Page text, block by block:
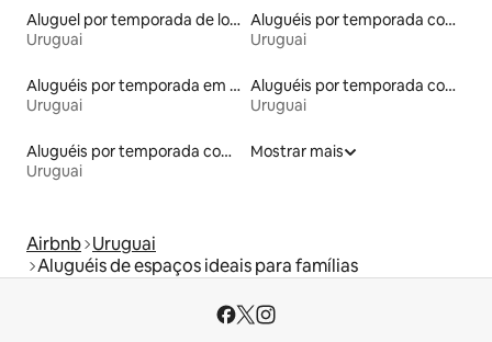
Aluguel por temporada de lofts
Uruguai
Aluguéis por temporada com suítes privativas
Uruguai
Aluguéis por temporada em albergue
Uruguai
Aluguéis por temporada com acesso à praia
Uruguai
Aluguéis por temporada com banheira de hidromassagem
Uruguai
Mostrar mais
Airbnb Uruguai
Aluguéis de espaços ideais para famílias